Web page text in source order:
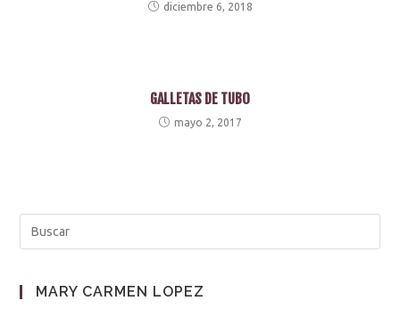
diciembre 6, 2018
GALLETAS DE TUBO
mayo 2, 2017
MARY CARMEN LOPEZ